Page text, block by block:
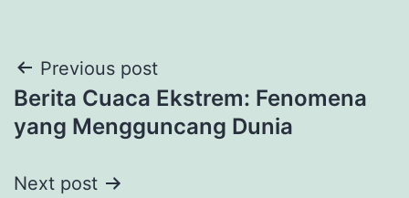
Post
navigation
Previous post
Berita Cuaca Ekstrem: Fenomena
yang Mengguncang Dunia
Next post